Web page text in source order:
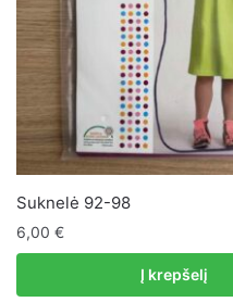
Suknelė 92-98
6,00 €
Į krepšelį